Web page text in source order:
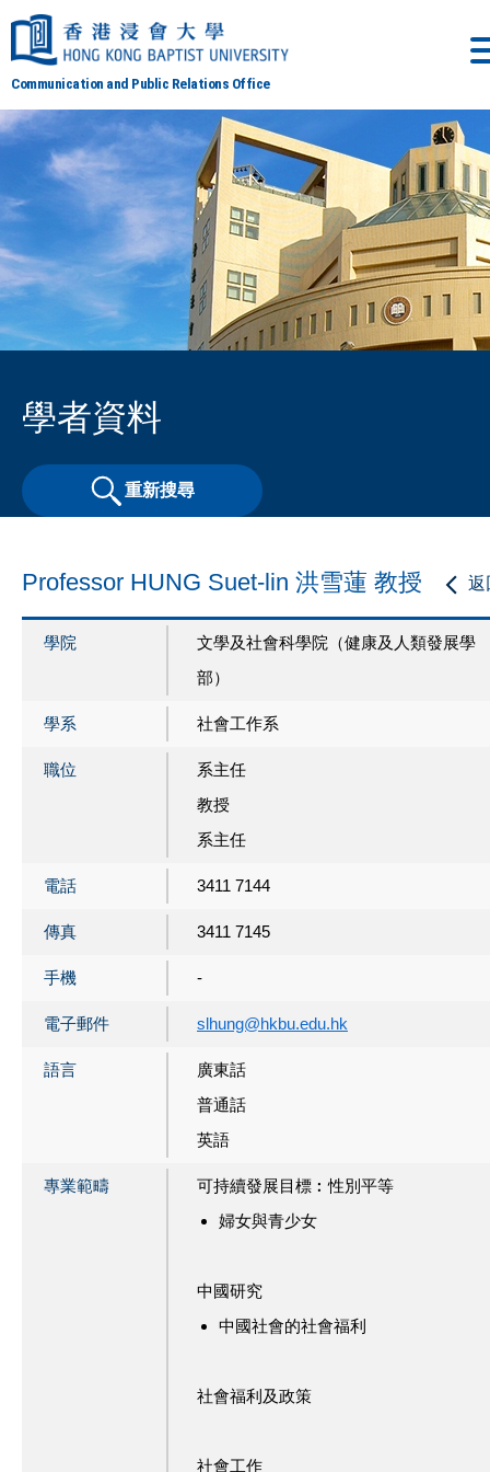
Communication and Public Relations Office
學者資料
重新搜尋
返
Professor HUNG Suet-lin 洪雪蓮 教授
學院
文學及社會科學院（健康及人類發展學
部）
學系 社會工作系
職位
系主任
教授
系主任
電話 3411 7144
傳真 3411 7145
手機 -
電子郵件 slhung@hkbu.edu.hk
語言
廣東話
普通話
英語
專業範疇
可持續發展目標︰性別平等
婦女與青少女
中國研究
中國社會的社會福利
社會福利及政策
社會工作